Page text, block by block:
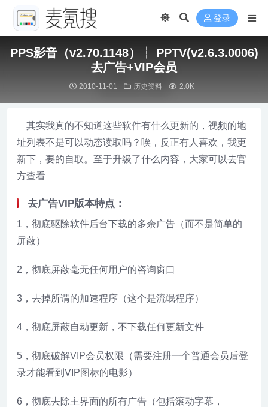
登录
PPS影音（v2.70.1148）┆ PPTV(v2.6.3.0006)
去广告+VIP会员
2010-11-01 历史资料 2.0K
其实我真的不知道这些软件有什么更新的，视频的地
址列表不是可以动态读取吗？唉，反正有人喜欢，我更
新下，要的自取。至于升级了什么内容，大家可以去官
方查看
去广告VIP版本特点：
1，彻底驱除软件后台下载的多余广告（而不是简单的
屏蔽）
2，彻底屏蔽毫无任何用户的咨询窗口
3，去掉所谓的加速程序（这个是流氓程序）
4，彻底屏蔽自动更新，不下载任何更新文件
5，彻底破解VIP会员权限（需要注册一个普通会员后登
录才能看到VIP图标的电影）
6，彻底去除主界面的所有广告（包括滚动字幕，